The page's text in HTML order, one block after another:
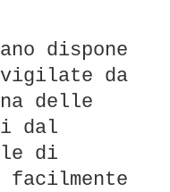
dispone
da
delle
dal
di
facilmente